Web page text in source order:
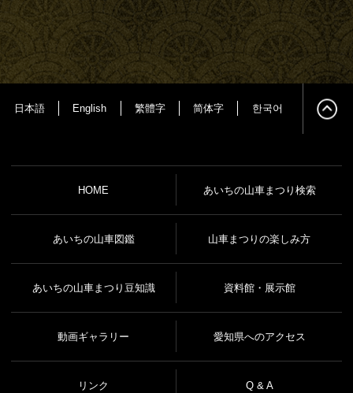
日本語 English 繁體字 简体字 한국어
HOME あいちの山車まつり検索
あいちの山車図鑑 山車まつりの楽しみ方
あいちの山車まつり豆知識 資料館・展示館
動画ギャラリー 愛知県へのアクセス
リンク Q & A